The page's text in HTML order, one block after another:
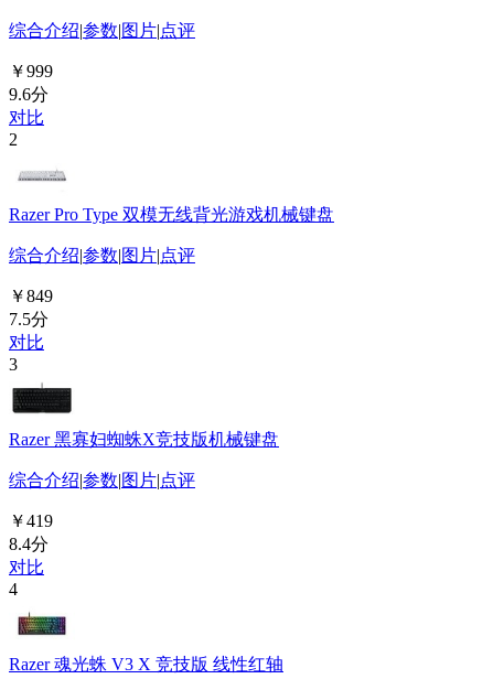
综合介绍|参数|图片|点评
￥999
9.6分
对比
2
Razer Pro Type 双模无线背光游戏机械键盘
综合介绍|参数|图片|点评
￥849
7.5分
对比
3
Razer 黑寡妇蜘蛛X竞技版机械键盘
综合介绍|参数|图片|点评
￥419
8.4分
对比
4
Razer 魂光蛛 V3 X 竞技版 线性红轴